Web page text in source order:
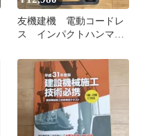
友機建機 電動コードレ
ス インパクトハンマー
IHL-12